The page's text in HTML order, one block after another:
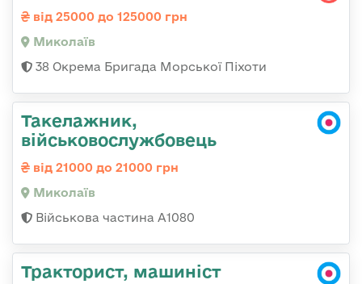
від 25000 до 125000 грн
Миколаїв
38 Окрема Бригада Морської Піхоти
Такелажник,
військовослужбовець
від 21000 до 21000 грн
Миколаїв
Військова частина А1080
Тракторист, машиніст